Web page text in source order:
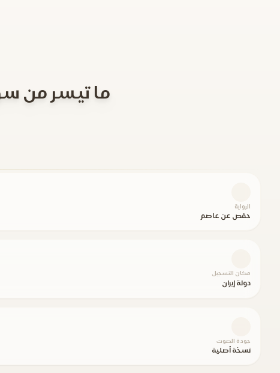
ما تيسر من
الرواية
حفص عن عاصم
مكان التسجيل
دولة إيران
جودة الصوت
نسخة أصلية